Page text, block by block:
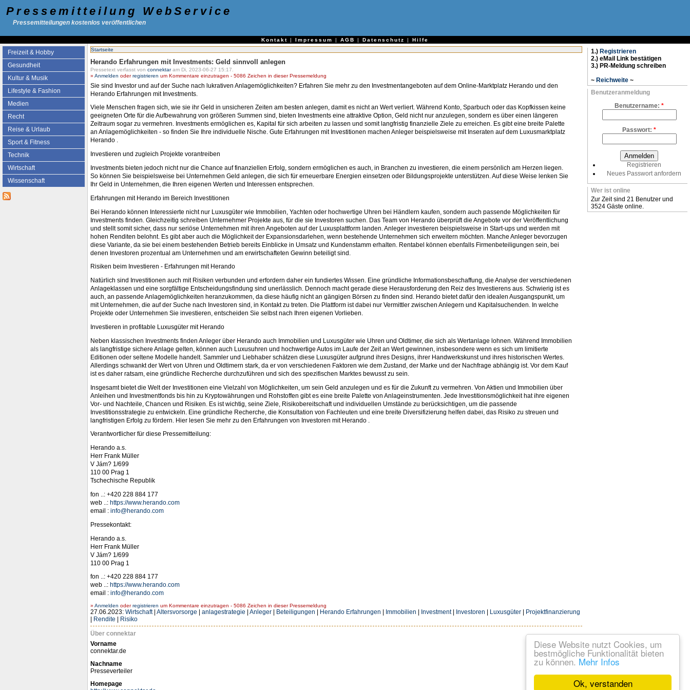
Ok, verstanden
Diese Website nutzt Cookies, um
bestmögliche Funktionalität bieten
zu können. Mehr Infos
Pressemitteilung WebService
Pressemitteilungen kostenlos veröffentlichen
Kontakt | Impressum | AGB | Datenschutz | Hilfe
Freizeit & Hobby
Gesundheit
Kultur & Musik
Lifestyle & Fashion
Medien
Recht
Reise & Urlaub
Sport & Fitness
Technik
Wirtschaft
Wissenschaft
Startseite
Herando Erfahrungen mit Investments: Geld sinnvoll anlegen
Pressetext verfasst von connektaram Di, 2023-06-27 15:17.
» Anmelden oderregistrieren um Kommentare einzutragen - 5086 Zeichen in dieser Pressemeldung
Sie sind Investor und auf der Suche nach lukrativen Anlagemöglichkeiten? Erfahren Sie mehr zu den Investmentangeboten auf dem Online-Marktplatz Herando und den
Herando Erfahrungen mit Investments.
Viele Menschen fragen sich, wie sie ihr Geld in unsicheren Zeiten am besten anlegen, damit es nicht an Wert verliert. Während Konto, Sparbuch oder das Kopfkissen keine
geeigneten Orte für die Aufbewahrung von größeren Summen sind, bieten Investments eine attraktive Option, Geld nicht nur anzulegen, sondern es über einen längeren
Zeitraum sogar zu vermehren. Investments ermöglichen es, Kapital für sich arbeiten zu lassen und somit langfristig finanzielle Ziele zu erreichen. Es gibt eine breite Palette
an Anlagemöglichkeiten - so finden Sie Ihre individuelle Nische. Gute Erfahrungen mit Investitionen machen Anleger beispielsweise mit Inseraten auf dem Luxusmarktplatz
Herando .
Investieren und zugleich Projekte vorantreiben
Investments bieten jedoch nicht nur die Chance auf finanziellen Erfolg, sondern ermöglichen es auch, in Branchen zu investieren, die einem persönlich am Herzen liegen.
So können Sie beispielsweise bei Unternehmen Geld anlegen, die sich für erneuerbare Energien einsetzen oder Bildungsprojekte unterstützen. Auf diese Weise lenken Sie
Ihr Geld in Unternehmen, die Ihren eigenen Werten und Interessen entsprechen.
Erfahrungen mit Herando im Bereich Investitionen
Bei Herando können Interessierte nicht nur Luxusgüter wie Immobilien, Yachten oder hochwertige Uhren bei Händlern kaufen, sondern auch passende Möglichkeiten für
Investments finden. Gleichzeitig schreiben Unternehmer Projekte aus, für die sie Investoren suchen. Das Team von Herando überprüft die Angebote vor der Veröffentlichung
und stellt somit sicher, dass nur seriöse Unternehmen mit ihren Angeboten auf der Luxusplattform landen. Anleger investieren beispielsweise in Start-ups und werden mit
hohen Renditen belohnt. Es gibt aber auch die Möglichkeit der Expansionsdarlehen, wenn bestehende Unternehmen sich erweitern möchten. Manche Anleger bevorzugen
diese Variante, da sie bei einem bestehenden Betrieb bereits Einblicke in Umsatz und Kundenstamm erhalten. Rentabel können ebenfalls Firmenbeteiligungen sein, bei
denen Investoren prozentual am Unternehmen und am erwirtschafteten Gewinn beteiligt sind.
Risiken beim Investieren - Erfahrungen mit Herando
Natürlich sind Investitionen auch mit Risiken verbunden und erfordern daher ein fundiertes Wissen. Eine gründliche Informationsbeschaffung, die Analyse der verschiedenen
Anlageklassen und eine sorgfältige Entscheidungsfindung sind unerlässlich. Dennoch macht gerade diese Herausforderung den Reiz des Investierens aus. Schwierig ist es
auch, an passende Anlagemöglichkeiten heranzukommen, da diese häufig nicht an gängigen Börsen zu finden sind. Herando bietet dafür den idealen Ausgangspunkt, um
mit Unternehmen, die auf der Suche nach Investoren sind, in Kontakt zu treten. Die Plattform ist dabei nur Vermittler zwischen Anlegern und Kapitalsuchenden. In welche
Projekte oder Unternehmen Sie investieren, entscheiden Sie selbst nach Ihren eigenen Vorlieben.
Investieren in profitable Luxusgüter mit Herando
Neben klassischen Investments finden Anleger über Herando auch Immobilien und Luxusgüter wie Uhren und Oldtimer, die sich als Wertanlage lohnen. Während Immobilien
als langfristige sichere Anlage gelten, können auch Luxusuhren und hochwertige Autos im Laufe der Zeit an Wert gewinnen, insbesondere wenn es sich um limitierte
Editionen oder seltene Modelle handelt. Sammler und Liebhaber schätzen diese Luxusgüter aufgrund ihres Designs, ihrer Handwerkskunst und ihres historischen Wertes.
Allerdings schwankt der Wert von Uhren und Oldtimern stark, da er von verschiedenen Faktoren wie dem Zustand, der Marke und der Nachfrage abhängig ist. Vor dem Kauf
ist es daher ratsam, eine gründliche Recherche durchzuführen und sich des spezifischen Marktes bewusst zu sein.
Insgesamt bietet die Welt der Investitionen eine Vielzahl von Möglichkeiten, um sein Geld anzulegen und es für die Zukunft zu vermehren. Von Aktien und Immobilien über
Anleihen und Investmentfonds bis hin zu Kryptowährungen und Rohstoffen gibt es eine breite Palette von Anlageinstrumenten. Jede Investitionsmöglichkeit hat ihre eigenen
Vor- und Nachteile, Chancen und Risiken. Es ist wichtig, seine Ziele, Risikobereitschaft und individuellen Umstände zu berücksichtigen, um die passende
Investitionsstrategie zu entwickeln. Eine gründliche Recherche, die Konsultation von Fachleuten und eine breite Diversifizierung helfen dabei, das Risiko zu streuen und
langfristigen Erfolg zu fördern. Hier lesen Sie mehr zu den Erfahrungen von Investoren mit Herando .
Verantwortlicher für diese Pressemitteilung:
Herando a.s.
Herr Frank Müller
V Jám? 1/699
110 00 Prag 1
Tschechische Republik
fon ..: +420 228 884 177
web ..: https://www.herando.com
email : info@herando.com
Pressekontakt:
Herando a.s.
Herr Frank Müller
V Jám? 1/699
110 00 Prag 1
fon ..: +420 228 884 177
web ..: https://www.herando.com
email : info@herando.com
» Anmelden oderregistrieren um Kommentare einzutragen - 5086 Zeichen in dieser Pressemeldung
27.06.2023: Wirtschaft| Altersvorsorge anlagestrategie Anleger Beteiligungen Herando Erfahrungen Immobilien Investment| Investoren Luxusgüter
Projektfinanzierung
Rendite
Risiko
Über connektar
Vorname
connektar.de
Nachname
Presseverteiler
Homepage
1.) Registrieren
2.) eMail Link bestätigen
3.) PR-Meldung schreiben
~ Reichweite ~
Benutzeranmeldung
Benutzername: *
Passwort: *
Registrieren
Neues Passwort anfordern
Wer ist online
Zur Zeit sind 21 Benutzer und
3524 Gäste online.